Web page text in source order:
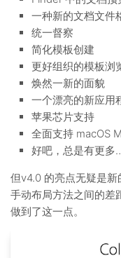
一种新的文档文件
统一督察
简化模板创建
更好组织的模板浏
焕然一新的面貌
一个漂亮的新应用
苹果芯片支持
全面支持 macOS
好吧，总是有更多
但v4.0 的亮点无疑是
手动布局方法之间的差
做到了这一点。